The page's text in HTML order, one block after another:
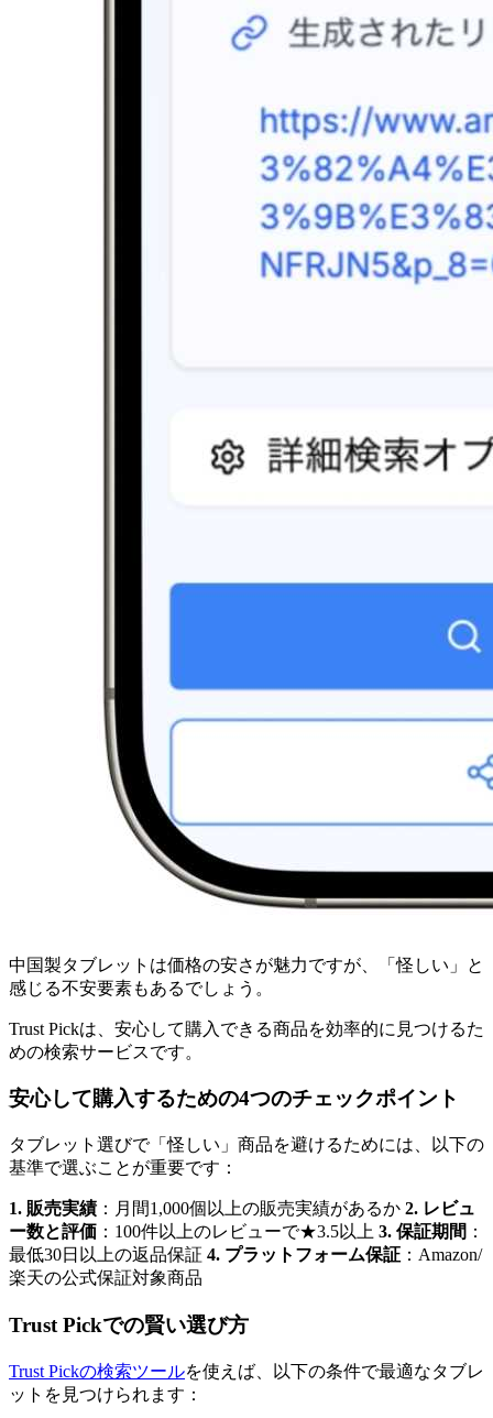
中国製タブレットは価格の安さが魅力ですが、「怪しい」と
感じる不安要素もあるでしょう。
Trust Pickは、安心して購入できる商品を効率的に見つけるた
めの検索サービスです。
安心して購入するための4つのチェックポイント
タブレット選びで「怪しい」商品を避けるためには、以下の
基準で選ぶことが重要です：
1. 販売実績 ：月間1,000個以上の販売実績があるか 2. レビュ
ー数と評価 ：100件以上のレビューで★3.5以上 3. 保証期間 ：
最低30日以上の返品保証 4. プラットフォーム保証 ：Amazon/
楽天の公式保証対象商品
Trust Pickでの賢い選び方
Trust Pickの検索ツールを使えば、以下の条件で最適なタブレ
ットを見つけられます：